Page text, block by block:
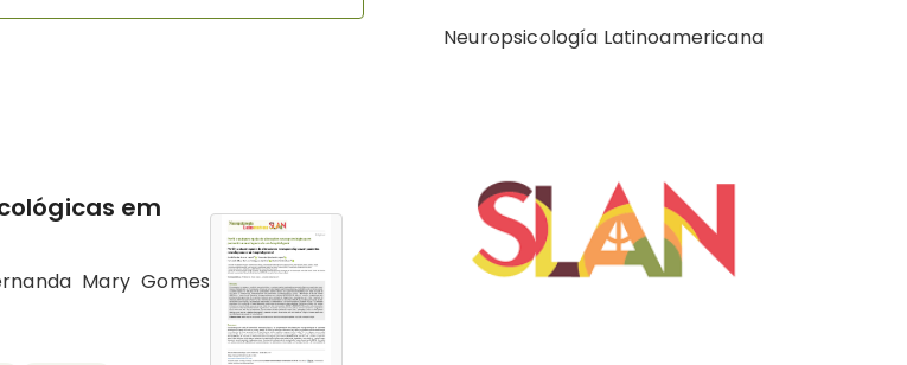
em
Mary Gomes
Neuropsicología Latinoamericana